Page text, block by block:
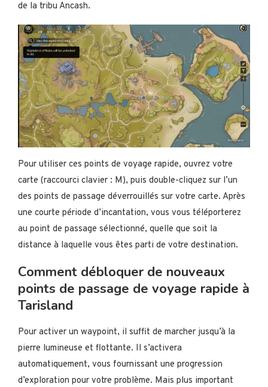
de la tribu Ancash.
Pour utiliser ces points de voyage rapide, ouvrez votre
carte (raccourci clavier : M), puis double-cliquez sur l’un
des points de passage déverrouillés sur votre carte. Après
une courte période d’incantation, vous vous téléporterez
au point de passage sélectionné, quelle que soit la
distance à laquelle vous êtes parti de votre destination.
Comment débloquer de nouveaux
points de passage de voyage rapide à
Tarisland
Pour activer un waypoint, il suffit de marcher jusqu’à la
pierre lumineuse et flottante. Il s’activera
automatiquement, vous fournissant une progression
d’exploration pour votre problème. Mais plus important